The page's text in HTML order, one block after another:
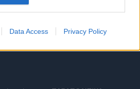
Data Access Privacy Policy
Ανδρέα Συγγρού 188, 17671,